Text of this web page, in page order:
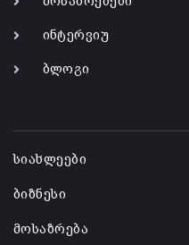
ინტერვიუ
ბლოგი
სიახლეები
ბიზნესი
მოსაზრება